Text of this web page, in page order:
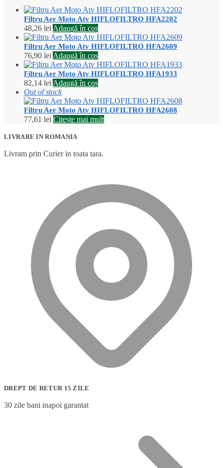
Filtru Aer Moto Atv HIFLOFILTRO HFA2202
48,26 leiAdaugă în coș
Filtru Aer Moto Atv HIFLOFILTRO HFA2609
76,90 leiAdaugă în coș
Filtru Aer Moto Atv HIFLOFILTRO HFA1933
82,14 leiAdaugă în coș
Out of stock
Filtru Aer Moto Atv HIFLOFILTRO HFA2608
77,61 lei Citește mai mult
LIVRARE IN ROMANIA
Livram prin Curier in toata tara.
DREPT DE RETUR 15 ZILE
30 zile bani inapoi garantat